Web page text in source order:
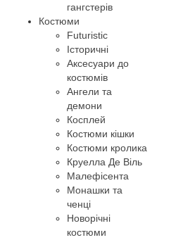
гангстерів
Костюми
Futuristic
Історичні
Аксесуари до
костюмів
Ангели та
демони
Косплей
Костюми кішки
Костюми кролика
Круелла Де Віль
Малефісента
Монашки та
ченці
Новорічні
костюми